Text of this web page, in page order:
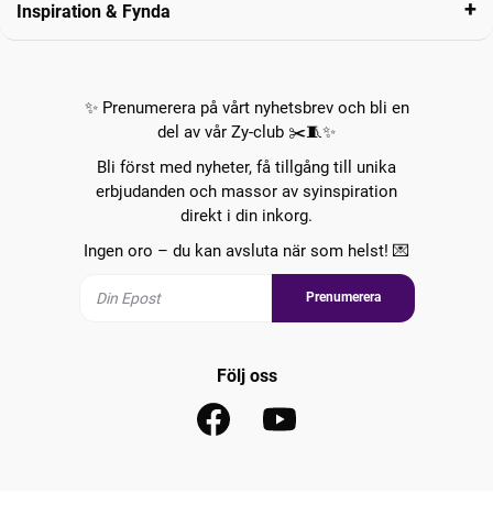
Inspiration & Fynda
✨ Prenumerera på vårt nyhetsbrev och bli en
del av vår Zy-club ✂️🧵✨
Bli först med nyheter, få tillgång till unika
erbjudanden och massor av syinspiration
direkt i din inkorg.
Ingen oro – du kan avsluta när som helst! 💌
Prenumerera
Följ oss